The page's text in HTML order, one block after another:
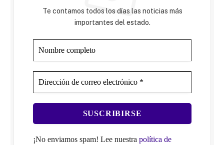
Te contamos todos los días las noticias más
importantes del estado.
¡No enviamos spam! Lee nuestra política de